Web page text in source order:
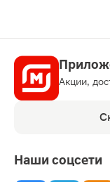
Акции,
Наши соцсети